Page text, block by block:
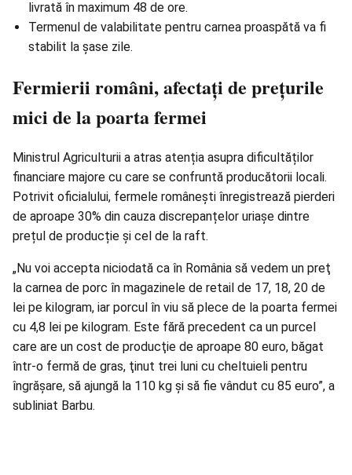
livrată în maximum 48 de ore.
Termenul de valabilitate pentru carnea proaspătă va fi
stabilit la șase zile.
Fermierii români, afectați de prețurile
mici de la poarta fermei
Ministrul Agriculturii a atras atenția asupra dificultăților
financiare majore cu care se confruntă producătorii locali.
Potrivit oficialului, fermele românești înregistrează pierderi
de aproape 30% din cauza discrepanțelor uriașe dintre
prețul de producție și cel de la raft.
„Nu voi accepta niciodată ca în România să vedem un preţ
la carnea de porc în magazinele de retail de 17, 18, 20 de
lei pe kilogram, iar porcul în viu să plece de la poarta fermei
cu 4,8 lei pe kilogram. Este fără precedent ca un purcel
care are un cost de producţie de aproape 80 euro, băgat
într-o fermă de gras, ţinut trei luni cu cheltuieli pentru
îngrăşare, să ajungă la 110 kg şi să fie vândut cu 85 euro”, a
subliniat Barbu.